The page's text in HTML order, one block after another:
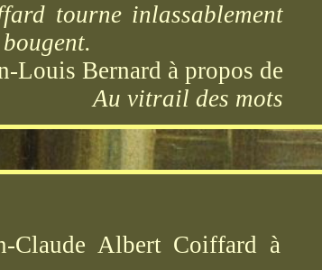
tourne inlassablement
Louis Bernard à propos de
Au vitrail des mots
Claude Albert Coiffard à